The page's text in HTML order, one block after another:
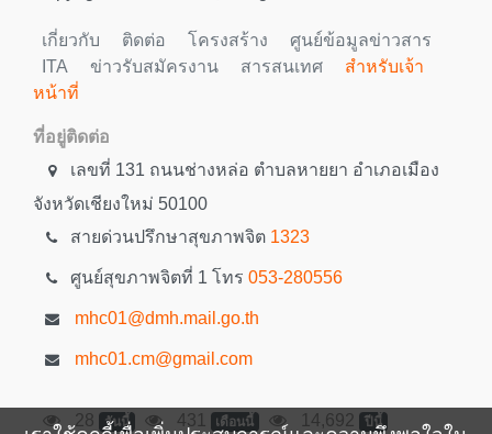
เกี่ยวกับ ติดต่อ โครงสร้าง
ศูนย์ข้อมูลข่าวสาร
ITA
ข่าวรับสมัครงาน สารสนเทศ
สำหรับเจ้า
หน้าที่
ที่อยู่ติดต่อ
เลขที่ 131 ถนนช่างหล่อ ตำบลหายยา อำเภอเมือง
จังหวัดเชียงใหม่ 50100
สายด่วนปรึกษาสุขภาพจิต 1323
ศูนย์สุขภาพจิตที่ 1 โทร 053-280556
mhc01@dmh.mail.go.th
mhc01.cm@gmail.com
28 วันนี้ 431 เดือนนี้ 14,692 ปีนี้